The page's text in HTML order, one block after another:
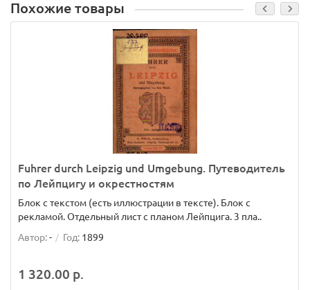
Похожие товары
Fuhrer durch Leipzig und Umgebung. Путеводитель
по Лейпцигу и окрестностям
Блок с текстом (есть иллюстрации в тексте). Блок с
рекламой. Отдельный лист с планом Лейпцига. 3 пла..
Автор:- Год: 1899
1 320.00 р.